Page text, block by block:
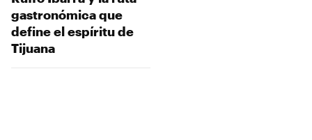
gastronómica que
define el espíritu de
Tijuana